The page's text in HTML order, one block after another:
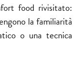
food rivisitato:
la familiarità
o una tecnica